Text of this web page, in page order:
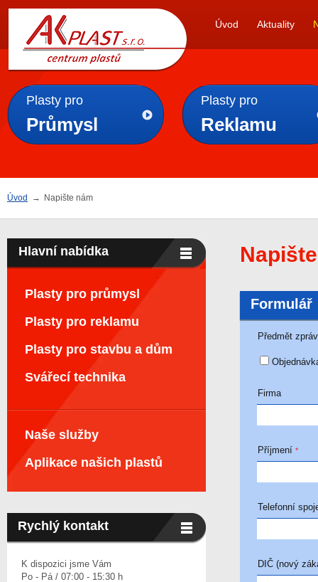
AKPLAST s.r.o.
Úvod Aktuality
Plasty pro
Průmysl
Plasty pro
Reklamu
Úvod → Napište nám
Formulář
Předmět
Firma
Příjmení *
Telefonní
DIČ (nový
Hlavní nabídka
Plasty pro průmysl
Plasty pro reklamu
Plasty pro stavbu a dům
Svářecí technika
Naše služby
Aplikace našich plastů
Rychlý kontakt
K dispozici jsme Vám
Po - Pá / 07:00 - 15:30 h